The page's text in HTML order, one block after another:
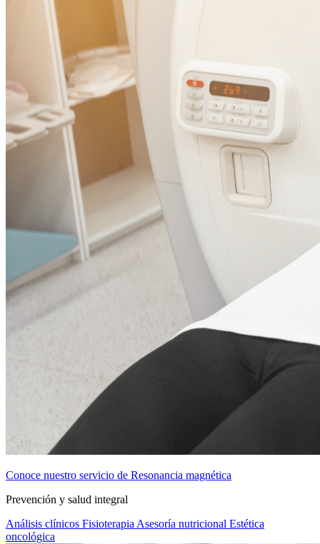
Conoce nuestro servicio de Resonancia magnética
Prevención y salud integral
Análisis clínicos Fisioterapia Asesoría nutricional Estética
oncológica